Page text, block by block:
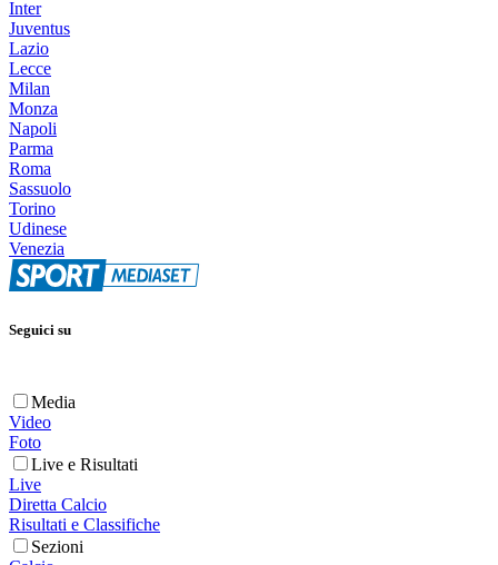
Inter
Juventus
Lazio
Lecce
Milan
Monza
Napoli
Parma
Roma
Sassuolo
Torino
Udinese
Venezia
Seguici su
Media
Video
Foto
Live e Risultati
Live
Diretta Calcio
Risultati e Classifiche
Sezioni